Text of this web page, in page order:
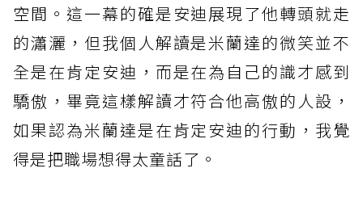
空間。這一幕的確是安迪展現了他轉頭就走
的瀟灑，但我個人解讀是米蘭達的微笑並不
全是在肯定安迪，而是在為自己的識才感到
驕傲，畢竟這樣解讀才符合他高傲的人設，
如果認為米蘭達是在肯定安迪的行動，我覺
得是把職場想得太童話了。